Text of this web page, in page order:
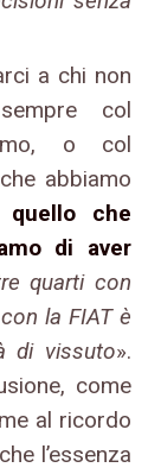
a chi non
col
o col
abbiamo
che
di aver
quarti con
la FIAT è
di vissuto».
come
al ricordo
l’essenza